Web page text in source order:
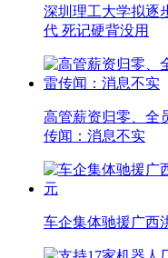
深圳理工大学拟逐
代 死记硬背没用
高管薪资归零、全
传闻：消息不实
车企集体驰援广西